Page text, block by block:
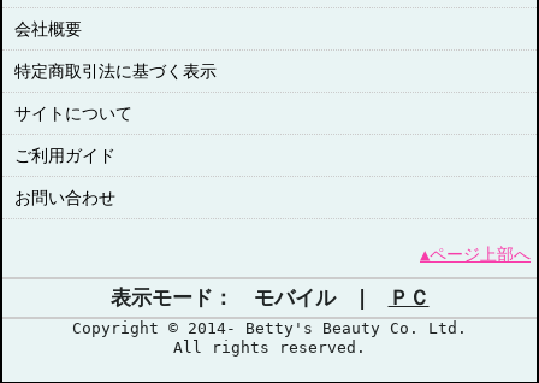
会社概要
特定商取引法に基づく表示
サイトについて
ご利用ガイド
お問い合わせ
▲ページ上部へ
表示モード： モバイル | ＰＣ
Copyright © 2014- Betty's Beauty Co. Ltd.
All rights reserved.